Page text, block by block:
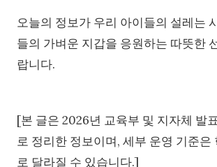
오늘의 정보가 우리 아이들의 설레는
들의 가벼운 지갑을 응원하는 따뜻한
랍니다.
[본 글은 2026년 교육부 및 지자체 발
로 정리한 정보이며, 세부 운영 기준은
로 달라질 수 있습니다.]